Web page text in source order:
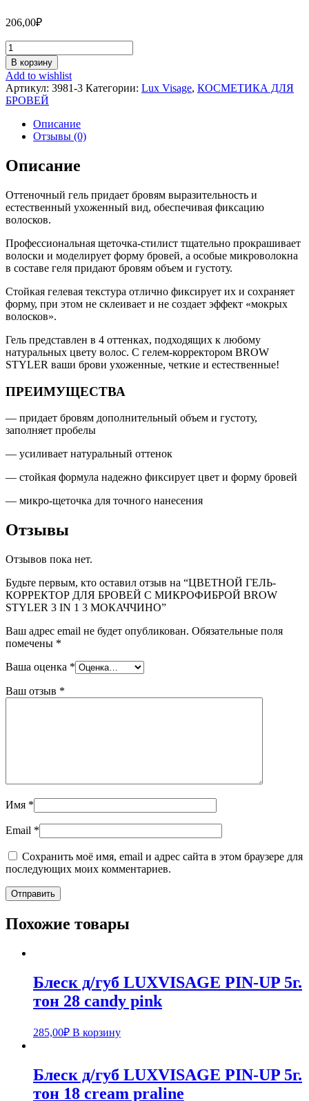
206,00₽
Количество
ЦВЕТНОЙ
ГЕЛЬ-
КОРРЕКТОР
ДЛЯ
БРОВЕЙ
МИКРОФИБРОЙ
BROW
STYLER
3
1
3
МОКАЧЧИНО
В корзину
Add to wishlist
Артикул: 3981-3 Категории: Lux Visage, КОСМЕТИКА ДЛЯ
БРОВЕЙ
Описание
Отзывы (0)
Описание
Оттеночный гель придает бровям выразительность и
естественный ухоженный вид, обеспечивая фиксацию
волосков.
Профессиональная щеточка-стилист тщательно прокрашивает
волоски и моделирует форму бровей, а особые микроволокна
в составе геля придают бровям объем и густоту.
Стойкая гелевая текстура отлично фиксирует их и сохраняет
форму, при этом не склеивает и не создает эффект «мокрых
волосков».
Гель представлен в 4 оттенках, подходящих к любому
натуральных цвету волос. С гелем-корректором BROW
STYLER ваши брови ухоженные, четкие и естественные!
ПРЕИМУЩЕСТВА
— придает бровям дополнительный объем и густоту,
заполняет пробелы
— усиливает натуральный оттенок
— стойкая формула надежно фиксирует цвет и форму бровей
— микро-щеточка для точного нанесения
Отзывы
Отзывов пока нет.
Будьте первым, кто оставил отзыв на “ЦВЕТНОЙ ГЕЛЬ-
КОРРЕКТОР ДЛЯ БРОВЕЙ С МИКРОФИБРОЙ BROW
STYLER 3 IN 1 3 МОКАЧЧИНО”
Ваш адрес email не будет опубликован. Обязательные поля
помечены *
Ваша оценка *
Ваш отзыв *
Имя *
Email *
Сохранить моё имя, email и адрес сайта в этом браузере для
последующих моих комментариев.
Похожие товары
Блеск д/губ LUXVISAGE PIN-UP 5г.
тон 28 candy pink
285,00₽ В корзину
Блеск д/губ LUXVISAGE PIN-UP 5г.
тон 18 cream praline